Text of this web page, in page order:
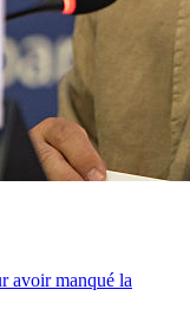
avoir manqué la